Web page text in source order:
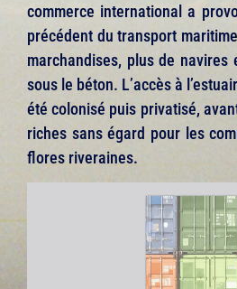
commerce international a
précédent du transport
marchandises, plus de
sous le béton. L’accès à
été colonisé puis privatisé,
riches sans égard pour les
flores riveraines.